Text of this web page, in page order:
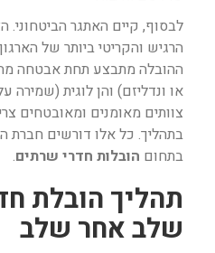
לבסוף, קיים האתגר הביטחוני.
הרגיש והקריטי ביותר של
ההובלה מתבצע תחת אבטחה
או ונדליזם) והן לוגית (שמירה
צוותים מאומנים ומאובטחים
בתהליך. כל אלו דורשים חברת
בתחום הובלות חדרי שרתים.
תהליך הובלת
שלב אחר שלב